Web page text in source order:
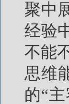
聚中
经验
不能
思维
的“